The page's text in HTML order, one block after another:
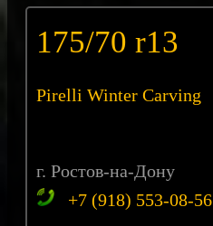
175/70 r13
Pirelli Winter Carving
г. Ростов-на-Дону
+7 (918) 553-08-56